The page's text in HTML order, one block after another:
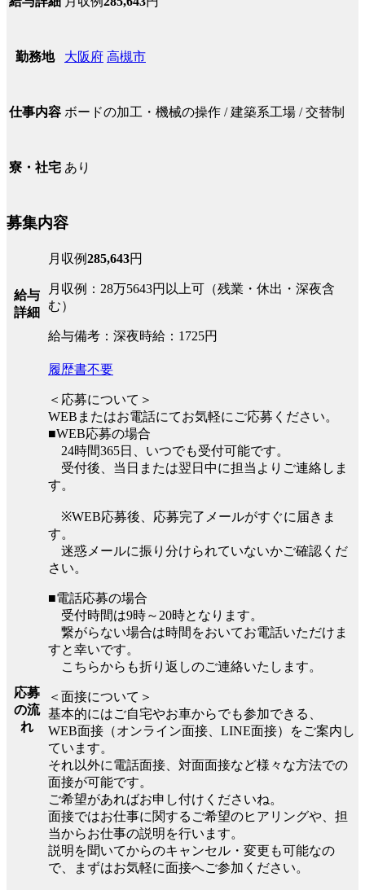
勤務地 大阪府 高槻市
仕事内容 ボードの加工・機械の操作 / 建築系工場 / 交替制
寮・社宅 あり
募集内容
給与
詳細
月収例285,643円
月収例：28万5643円以上可（残業・休出・深夜含
む）
給与備考：深夜時給：1725円
応募
の流
れ
履歴書不要
＜応募について＞
WEBまたはお電話にてお気軽にご応募ください。
■WEB応募の場合
24時間365日、いつでも受付可能です。
受付後、当日または翌日中に担当よりご連絡しま
す。
※WEB応募後、応募完了メールがすぐに届きま
す。
迷惑メールに振り分けられていないかご確認くだ
さい。
■電話応募の場合
受付時間は9時～20時となります。
繋がらない場合は時間をおいてお電話いただけま
すと幸いです。
こちらからも折り返しのご連絡いたします。
＜面接について＞
基本的にはご自宅やお車からでも参加できる、
WEB面接（オンライン面接、LINE面接）をご案内し
ています。
それ以外に電話面接、対面面接など様々な方法での
面接が可能です。
ご希望があればお申し付けくださいね。
面接ではお仕事に関するご希望のヒアリングや、担
当からお仕事の説明を行います。
説明を聞いてからのキャンセル・変更も可能なの
で、まずはお気軽に面接へご参加ください。